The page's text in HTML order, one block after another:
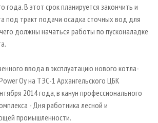
года. В этот срок планируется закончить и
под тракт подачи осадка сточных вод для
должны начаться работы по пусконаладке
ввода в эксплуатацию нового котла-
Oy на ТЭС-1 Архангельского ЦБК
2014 года, в канун профессионального
- Дня работника лесной и
промышленности.